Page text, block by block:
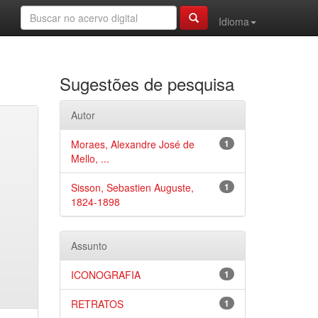
Idioma
Sugestões de pesquisa
Autor
1
Moraes, Alexandre José de
Mello, ...
1
Sisson, Sebastien Auguste,
1824-1898
Assunto
1
ICONOGRAFIA
1
RETRATOS